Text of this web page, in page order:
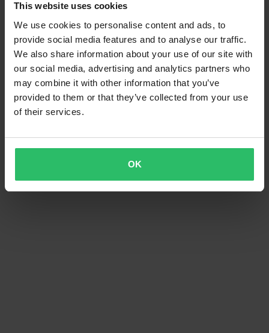
This website uses cookies
We use cookies to personalise content and ads, to
provide social media features and to analyse our traffic.
We also share information about your use of our site with
our social media, advertising and analytics partners who
may combine it with other information that you’ve
provided to them or that they’ve collected from your use
of their services.
OK